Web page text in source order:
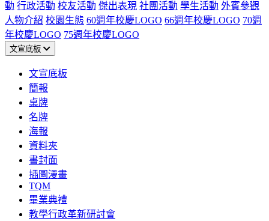
動 行政活動 校友活動 傑出表現 社團活動 學生活動 外賓參觀
人物介紹 校園生態 60週年校慶LOGO 66週年校慶LOGO 70週
年校慶LOGO 75週年校慶LOGO
文宣底板
文宣底板
簡報
桌牌
名牌
海報
資料夾
書封面
插圖漫畫
TQM
畢業典禮
教學行政革新研討會